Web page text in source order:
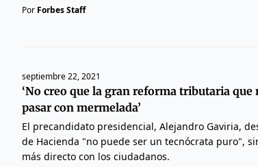
Por Forbes Staff
septiembre 22, 2021
‘No creo que la gran reforma tributaria que
pasar con mermelada’
El precandidato presidencial, Alejandro Gaviria,
de Hacienda "no puede ser un tecnócrata puro",
más directo con los ciudadanos.